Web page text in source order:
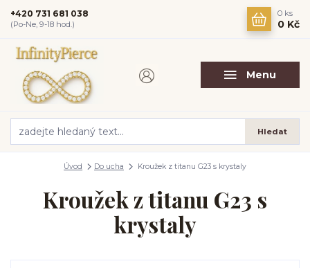
Menu
Hledat
+420 731 681 038
(Po-Ne, 9-18 hod.)
0 ks
0 Kč
Úvod Do ucha Kroužek z titanu G23 s krystaly
Kroužek z titanu G23 s
krystaly